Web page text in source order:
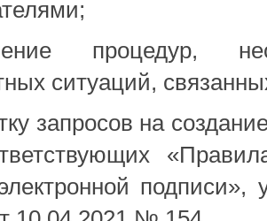
процедур,
ситуаций,
запросов на